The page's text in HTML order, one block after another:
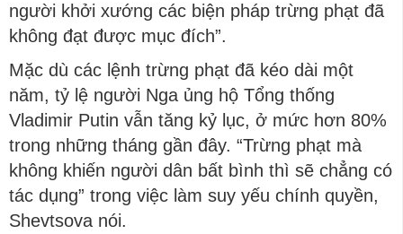
người khởi xướng các biện pháp trừng phạt đã
không đạt được mục đích”.
Mặc dù các lệnh trừng phạt đã kéo dài một
năm, tỷ lệ người Nga ủng hộ Tổng thống
Vladimir Putin vẫn tăng kỷ lục, ở mức hơn 80%
trong những tháng gần đây. “Trừng phạt mà
không khiến người dân bất bình thì sẽ chẳng có
tác dụng” trong việc làm suy yếu chính quyền,
Shevtsova nói.